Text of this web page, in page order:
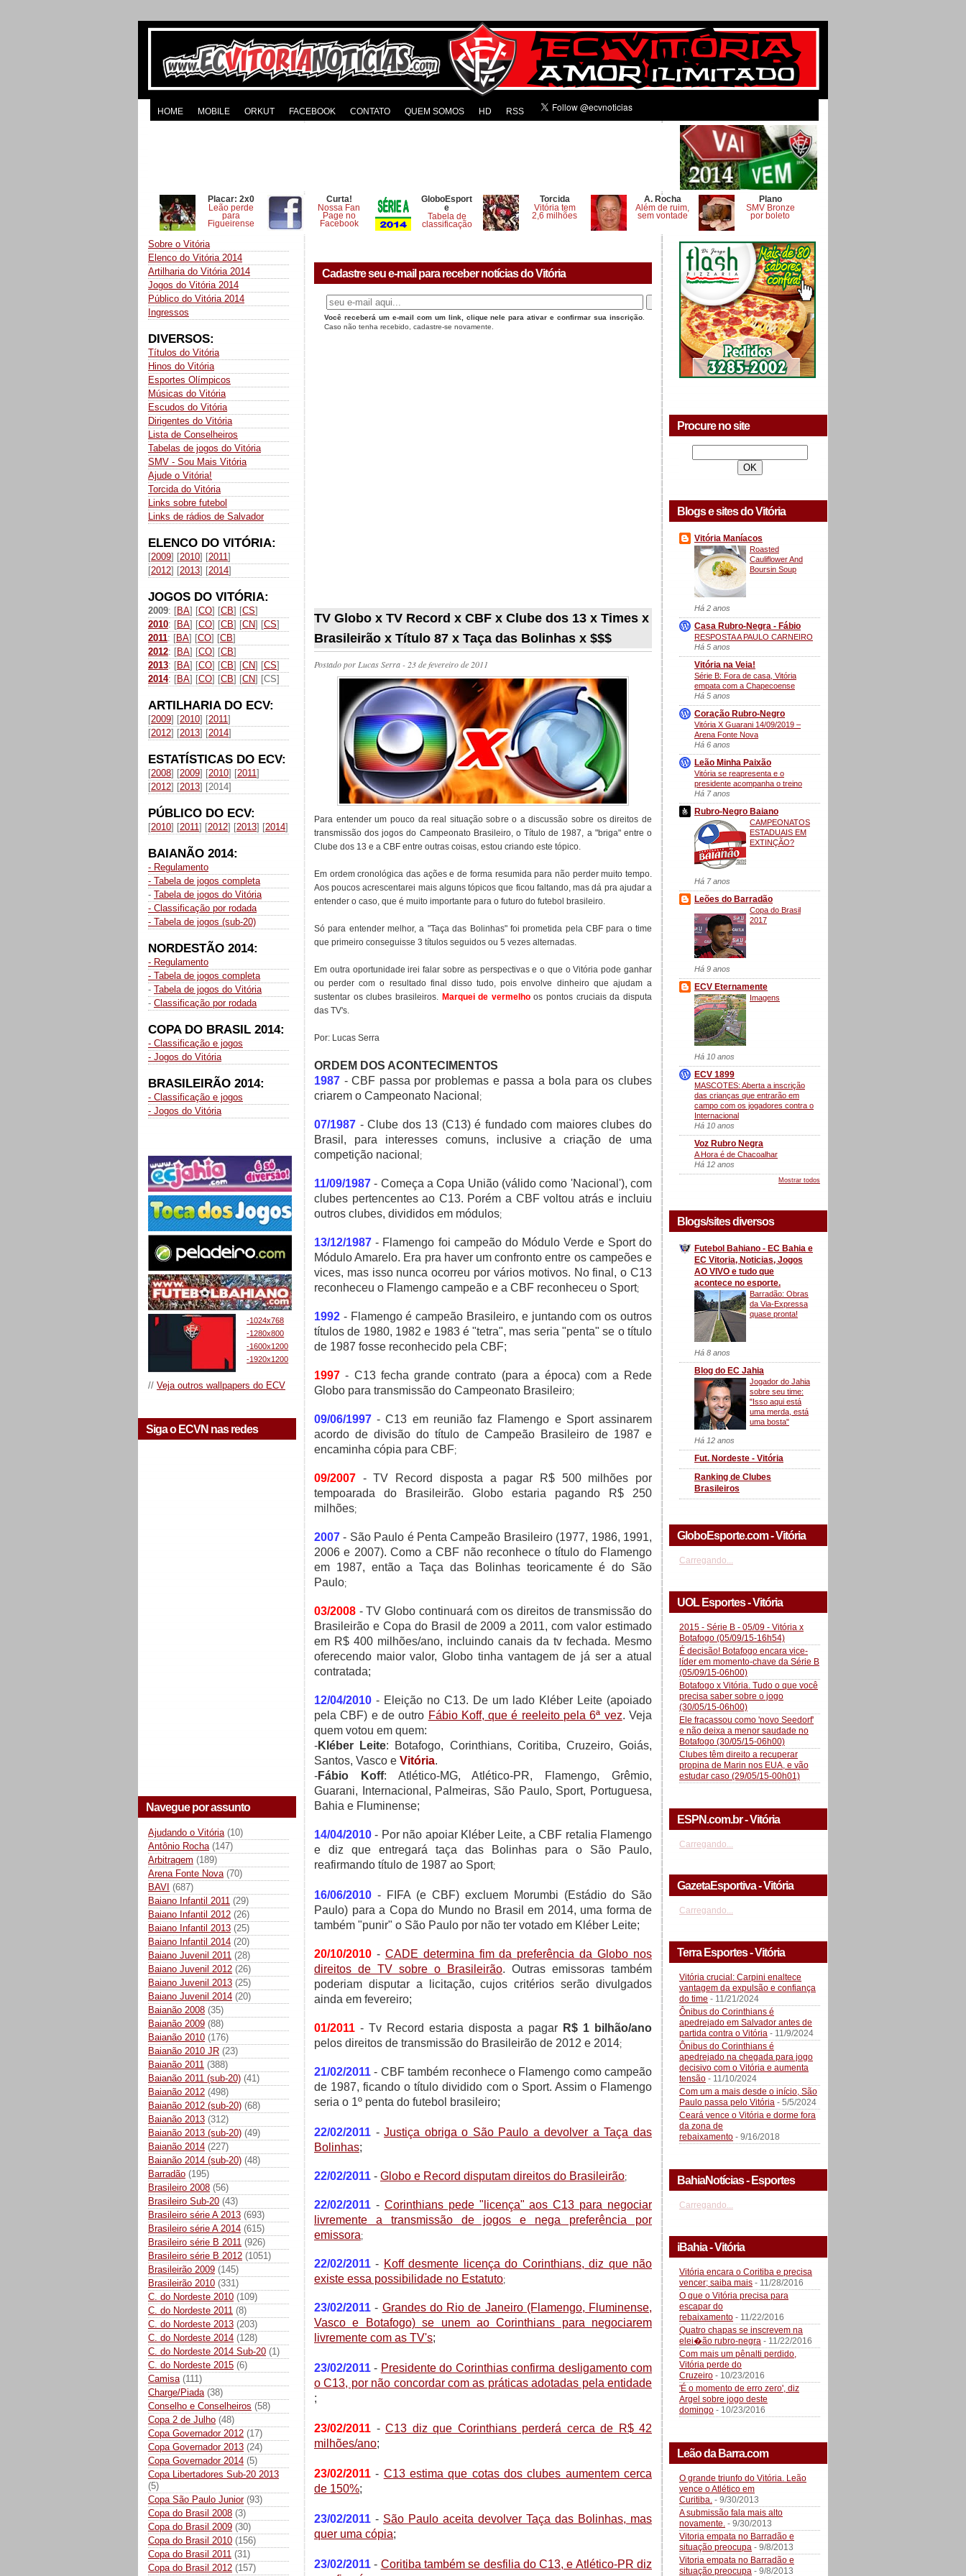
HOME MOBILE ORKUT FACEBOOK CONTATO QUEM SOMOS HD RSS
Placar: 2x0
Leão perde
para
Figueirense
Curta!
Nossa Fan
Page no
Facebook
GloboEsport
e
Tabela de
classificação
Torcida
Vitória tem
2,6 milhões
A. Rocha
Além de ruim,
sem vontade
Plano
SMV Bronze
por boleto
Sobre o Vitória
Elenco do Vitória 2014
Artilharia do Vitória 2014
Jogos do Vitória 2014
Público do Vitória 2014
Ingressos
DIVERSOS:
Títulos do Vitória
Hinos do Vitória
Esportes Olímpicos
Músicas do Vitória
Escudos do Vitória
Dirigentes do Vitória
Lista de Conselheiros
Tabelas de jogos do Vitória
SMV - Sou Mais Vitória
Ajude o Vitória!
Torcida do Vitória
Links sobre futebol
Links de rádios de Salvador
ELENCO DO VITÓRIA:
[2009] [2010] [2011]
[2012] [2013] [2014]
JOGOS DO VITÓRIA:
2009: [BA] [CO] [CB] [CS]
2010: [BA] [CO] [CB] [CN] [CS]
2011: [BA] [CO] [CB]
2012: [BA] [CO] [CB]
2013: [BA] [CO] [CB] [CN] [CS]
2014: [BA] [CO] [CB] [CN] [CS]
ARTILHARIA DO ECV:
[2009] [2010] [2011]
[2012] [2013] [2014]
ESTATÍSTICAS DO ECV:
[2008] [2009] [2010] [2011]
[2012] [2013] [2014]
PÚBLICO DO ECV:
[2010] [2011] [2012] [2013] [2014]
BAIANÃO 2014:
- Regulamento
- Tabela de jogos completa
- Tabela de jogos do Vitória
- Classificação por rodada
- Tabela de jogos (sub-20)
NORDESTÃO 2014:
- Regulamento
- Tabela de jogos completa
- Tabela de jogos do Vitória
- Classificação por rodada
COPA DO BRASIL 2014:
- Classificação e jogos
- Jogos do Vitória
BRASILEIRÃO 2014:
- Classificação e jogos
- Jogos do Vitória
-1024x768
-1280x800
-1600x1200
-1920x1200
// Veja outros wallpapers do ECV
Siga o ECVN nas redes
Navegue por assunto
Ajudando o Vitória (10)
Antônio Rocha (147)
Arbitragem (189)
Arena Fonte Nova (70)
BAVI (687)
Baiano Infantil 2011 (29)
Baiano Infantil 2012 (26)
Baiano Infantil 2013 (25)
Baiano Infantil 2014 (20)
Baiano Juvenil 2011 (28)
Baiano Juvenil 2012 (26)
Baiano Juvenil 2013 (25)
Baiano Juvenil 2014 (20)
Baianão 2008 (35)
Baianão 2009 (88)
Baianão 2010 (176)
Baianão 2010 JR (23)
Baianão 2011 (388)
Baianão 2011 (sub-20) (41)
Baianão 2012 (498)
Baianão 2012 (sub-20) (68)
Baianão 2013 (312)
Baianão 2013 (sub-20) (49)
Baianão 2014 (227)
Baianão 2014 (sub-20) (48)
Barradão (195)
Brasileiro 2008 (56)
Brasileiro Sub-20 (43)
Brasileiro série A 2013 (693)
Brasileiro série A 2014 (615)
Brasileiro série B 2011 (926)
Brasileiro série B 2012 (1051)
Brasileirão 2009 (145)
Brasileirão 2010 (331)
C. do Nordeste 2010 (109)
C. do Nordeste 2011 (8)
C. do Nordeste 2013 (203)
C. do Nordeste 2014 (128)
C. do Nordeste 2014 Sub-20 (1)
C. do Nordeste 2015 (6)
Camisa (111)
Charge/Piada (38)
Conselho e Conselheiros (58)
Copa 2 de Julho (48)
Copa Governador 2012 (17)
Copa Governador 2013 (24)
Copa Governador 2014 (5)
Copa Libertadores Sub-20 2013
(5)
Copa São Paulo Junior (93)
Copa do Brasil 2008 (3)
Copa do Brasil 2009 (30)
Copa do Brasil 2010 (156)
Copa do Brasil 2011 (31)
Copa do Brasil 2012 (157)
Cadastre seu e-mail para receber notícias do Vitória
Você receberá um e-mail com um link, clique nele para ativar e confirmar sua inscrição
Caso não tenha recebido, cadastre-se novamente.
TV Globo x TV Record x CBF x Clube dos 13 x Times x
Brasileirão x Título 87 x Taça das Bolinhas x $$$
Postado porLucas Serra- 23 de fevereiro de 2011
Para entender um pouco da real situação sobre o a discussão sobre os direitos de
transmissão dos jogos do Campeonato Brasileiro, o Título de 1987, a "briga" entre o
Clube dos 13 e a CBF entre outras coisas, estou criando este tópico.
Em ordem cronológica das ações e de forma resumida para não perder muito tempo.
Aos poucos acrescentarei mais alguns tópicos que ficou faltando, mas dá pra ajudar a
entender o caso, que é muito importante para o futuro do futebol brasileiro.
Só para entender melhor, a "Taça das Bolinhas" foi prometida pela CBF para o time
que primeiro conseguisse 3 títulos seguidos ou 5 vezes alternadas.
Em outra oportunidade irei falar sobre as perspectivas e o que o Vitória pode ganhar
ou perder com o resultado final disso tudo, pois envolve dinheiro que ajudam a
sustentar os clubes brasileiros. Marquei de vermelhoos pontos cruciais da disputa
das TV's.
Por: Lucas Serra
ORDEM DOS ACONTECIMENTOS
1987 - CBF passa por problemas e passa a bola para os clubes
criarem o Campeonato Nacional ;
07/1987 - Clube dos 13 (C13) é fundado com maiores clubes do
Brasil, para interesses comuns, inclusive a criação de uma
competição nacional ;
11/09/1987 - Começa a Copa União (válido como 'Nacional'), com
clubes pertencentes ao C13. Porém a CBF voltou atrás e incluiu
outros clubes, divididos em módulos;
13/12/1987 - Flamengo foi campeão do Módulo Verde e Sport do
Módulo Amarelo. Era pra haver um confronto entre os campeões e
vices, mas isso nunca ocorreu por vários motivos. No final, o C13
reconheceu o Flamengo campeão e a CBF reconheceu o Sport;
1992 - Flamengo é campeão Brasileiro, e juntando com os outros
títulos de 1980, 1982 e 1983 é "tetra", mas seria "penta" se o título
de 1987 fosse reconhecido pela CBF;
1997 - C13 fecha grande contrato (para a época) com a Rede
Globo para transmissão do Campeonato Brasileiro;
09/06/1997 - C13 em reunião faz Flamengo e Sport assinarem
acordo de divisão do título de Campeão Brasileiro de 1987 e
encaminha cópia para CBF;
09/2007 - TV Record disposta a pagar R$ 500 milhões por
tempoarada do Brasileirão. Globo estaria pagando R$ 250
milhões;
2007- São Paulo é Penta Campeão Brasileiro (1977, 1986, 1991,
2006 e 2007). Como a CBF não reconhece o título do Flamengo
em 1987, então a Taça das Bolinhas teoricamente é do São
Paulo;
03/2008 - TV Globo continuará com os direitos de transmissão do
Brasileirão e Copa do Brasil de 2009 a 2011, com valor estimado
em R$ 400 milhões/ano, incluindo canais da tv fechada. Mesmo
oferecendo maior valor, Globo tinha vantagem de já ser a atual
contratada;
12/04/2010 - Eleição no C13. De um lado Kléber Leite (apoiado
pela CBF) e de outro Fábio Koff, que é reeleito pela 6ª vez. Veja
quem votou em quem:
-Kléber Leite: Botafogo, Corinthians, Coritiba, Cruzeiro, Goiás,
Santos, Vasco e Vitória.
-Fábio Koff: Atlético-MG, Atlético-PR, Flamengo, Grêmio,
Guarani, Internacional, Palmeiras, São Paulo, Sport, Portuguesa,
Bahia e Fluminense;
14/04/2010 - Por não apoiar Kléber Leite, a CBF retalia Flamengo
e diz que entregará taça das Bolinhas para o São Paulo,
reafirmando título de 1987 ao Sport;
16/06/2010 - FIFA (e CBF) excluem Morumbi (Estádio do São
Paulo) para a Copa do Mundo no Brasil em 2014, uma forma de
também "punir" o São Paulo por não ter votado em Kléber Leite;
20/10/2010 - CADE determina fim da preferência da Globo nos
direitos de TV sobre o Brasileirão. Outras emissoras também
poderiam disputar a licitação, cujos critérios serão divulgados
ainda em fevereiro;
01/2011 - Tv Record estaria disposta a pagar R$ 1 bilhão/ano
pelos direitos de transmissão do Brasileirão de 2012 e 2014;
21/02/2011 - CBF também reconhece o Flamengo como campeão
de 1987, ficando o título dividido com o Sport. Assim o Flamengo
seria o 1º penta do futebol brasileiro;
22/02/2011 -Justiça obriga o São Paulo a devolver a Taça das
Bolinhas;
22/02/2011 - Globo e Record disputam direitos do Brasileirão;
22/02/2011 - Corinthians pede "licença" aos C13 para negociar
livremente a transmissão de jogos e nega preferência por
emissora;
22/02/2011- Koff desmente licença do Corinthians, diz que não
existe essa possibilidade no Estatuto;
23/02/2011 - Grandes do Rio de Janeiro (Flamengo, Fluminense,
Vasco e Botafogo) se unem ao Corinthians para negociarem
livremente com as TV's;
23/02/2011 - Presidente do Corinthias confirma desligamento com
o C13, por não concordar com as práticas adotadas pela entidade
;
23/02/2011 - C13 diz que Corinthians perderá cerca de R$ 42
milhões/ano;
23/02/2011 - C13 estima que cotas dos clubes aumentem cerca
de 150%;
23/02/2011 - São Paulo aceita devolver Taça das Bolinhas, mas
quer uma cópia;
23/02/2011 - Coritiba também se desfilia do C13, e Atlético-PR diz
Procure no site
Blogs e sites do Vitória
Vitória Maníacos
Roasted
Cauliflower And
Boursin Soup
Há 2 anos
Casa Rubro-Negra - Fábio
RESPOSTA A PAULO CARNEIRO
Há 5 anos
Vitória na Veia!
Série B: Fora de casa, Vitória
empata com a Chapecoense
Há 5 anos
Coração Rubro-Negro
Vitória X Guarani 14/09/2019 –
Arena Fonte Nova
Há 6 anos
Leão Minha Paixão
Vitória se reapresenta e o
presidente acompanha o treino
Há 7 anos
Rubro-Negro Baiano
CAMPEONATOS
ESTADUAIS EM
EXTINÇÃO?
Há 7 anos
Leões do Barradão
Copa do Brasil
2017
Há 9 anos
ECV Eternamente
Imagens
Há 10 anos
ECV 1899
MASCOTES: Aberta a inscrição
das crianças que entrarão em
campo com os jogadores contra o
Internacional
Há 10 anos
Voz Rubro Negra
A Hora é de Chacoalhar
Há 12 anos
Mostrar todos
Blogs/sites diversos
Futebol Bahiano - EC Bahia e
EC Vitoria, Noticias, Jogos
AO VIVO e tudo que
acontece no esporte.
Barradão: Obras
da Via-Expressa
quase pronta!
Há 8 anos
Blog do EC Jahia
Jogador do Jahia
sobre seu time:
"Isso aqui está
uma merda, está
uma bosta"
Há 12 anos
Fut. Nordeste - Vitória
Ranking de Clubes
Brasileiros
GloboEsporte.com - Vitória
Carregando...
UOL Esportes - Vitória
2015 - Série B - 05/09 - Vitória x
Botafogo (05/09/15-16h54)
É decisão! Botafogo encara vice-
líder em momento-chave da Série B
(05/09/15-06h00)
Botafogo x Vitória. Tudo o que você
precisa saber sobre o jogo
(30/05/15-06h00)
Ele fracassou como 'novo Seedorf'
e não deixa a menor saudade no
Botafogo (30/05/15-06h00)
Clubes têm direito a recuperar
propina de Marin nos EUA, e vão
estudar caso (29/05/15-00h01)
ESPN.com.br - Vitória
Carregando...
GazetaEsportiva - Vitória
Carregando...
Terra Esportes - Vitória
Vitória crucial: Carpini enaltece
vantagem da expulsão e confiança
do time - 11/21/2024
Ônibus do Corinthians é
apedrejado em Salvador antes de
partida contra o Vitória - 11/9/2024
Ônibus do Corinthians é
apedrejado na chegada para jogo
decisivo com o Vitória e aumenta
tensão - 11/10/2024
Com um a mais desde o início, São
Paulo passa pelo Vitória - 5/5/2024
Ceará vence o Vitória e dorme fora
da zona de
rebaixamento - 9/16/2018
BahiaNotícias - Esportes
Carregando...
iBahia - Vitória
Vitória encara o Coritiba e precisa
vencer; saiba mais - 11/28/2016
O que o Vitória precisa para
escapar do
rebaixamento - 11/22/2016
Quatro chapas se inscrevem na
elei�ão rubro-negra - 11/22/2016
Com mais um pênalti perdido,
Vitória perde do
Cruzeiro - 10/23/2016
'É o momento de erro zero', diz
Argel sobre jogo deste
domingo - 10/23/2016
Leão da Barra.com
O grande triunfo do Vitória. Leão
vence o Atlético em
Curitiba. - 9/30/2013
A submissão fala mais alto
novamente. - 9/30/2013
Vitoria empata no Barradão e
situação preocupa - 9/8/2013
Vitoria empata no Barradão e
situação preocupa - 9/8/2013